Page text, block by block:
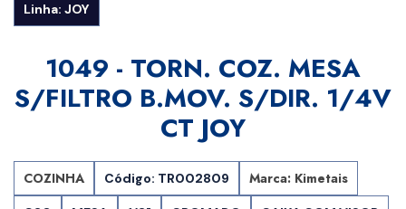
Linha: JOY
1049 - TORN. COZ. MESA
S/FILTRO B.MOV. S/DIR. 1/4V
CT JOY
COZINHA Código: TR002809 Marca: Kimetais